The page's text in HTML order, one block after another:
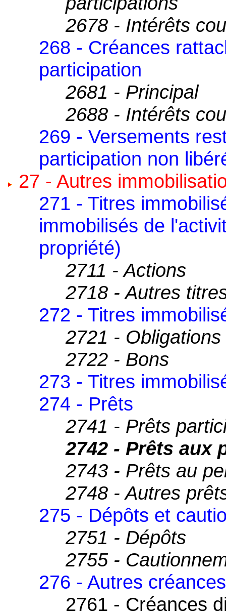
2678 - Intérêts
268 - Créances
participation
2681 - Principal
2688 - Intérêts
269 - Versements
participation non
27 - Autres
271 - Titres
immobilisés de
propriété)
2711 - Actions
2718 - Autres
272 - Titres
2721 - Obligations
2722 - Bons
273 - Titres
274 - Prêts
2741 - Prêts
2742 - Prêts aux
2743 - Prêts au
2748 - Autres
275 - Dépôts et
2751 - Dépôts
2755 -
276 - Autres
2761 - Créances